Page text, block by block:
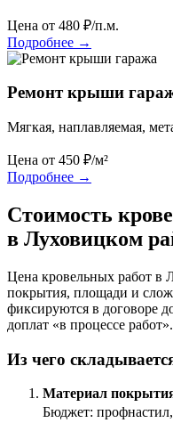
Цена от 480 ₽/п.м.
Подробнее →
Ремонт крыши
Мягкая, наплавляемая,
Цена от 450 ₽/м²
Подробнее →
Стоимость
в Луховицком
Цена кровельных работ в
покрытия, площади и
фиксируются в договоре
доплат «в процессе работ».
Из чего
Материал
Бюджет: